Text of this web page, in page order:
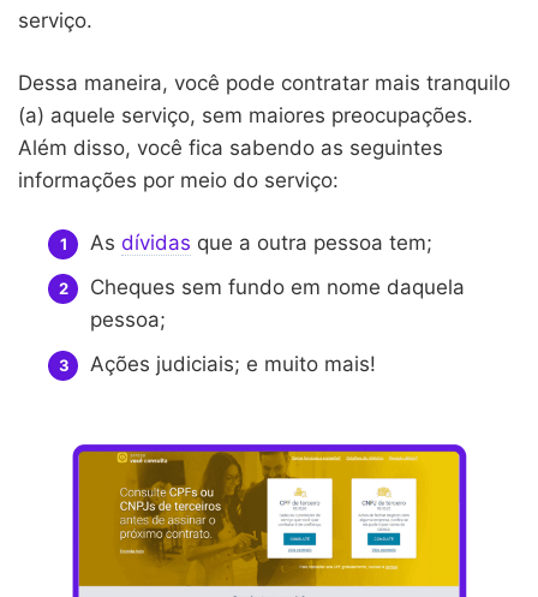
serviço.
Dessa maneira, você pode contratar mais tranquilo
(a) aquele serviço, sem maiores preocupações.
Além disso, você fica sabendo as seguintes
informações por meio do serviço:
As dívidas que a outra pessoa tem;
Cheques sem fundo em nome daquela
pessoa;
Ações judiciais; e muito mais!